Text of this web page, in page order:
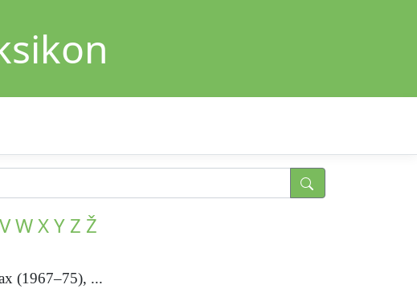
VWXY Z Ž
(1967–75), ...